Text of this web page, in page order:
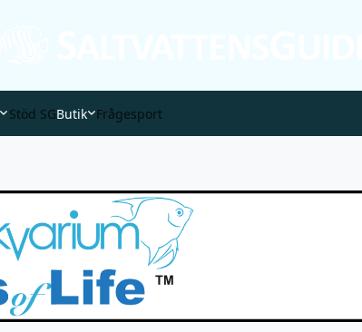
Stöd SGButik Frågesport